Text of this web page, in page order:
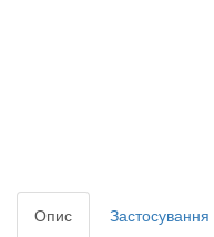
Опис Застосування